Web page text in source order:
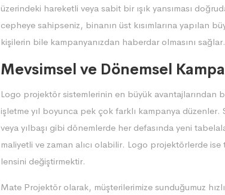
üzerindeki hareketli veya sabit bir ışık yansıması
cepheye sahipseniz, binanın üst kısımlarına yapılan
kişilerin bile kampanyanızdan haberdar olmasını sağlar.
Mevsimsel ve Dönemsel
Logo projektör sistemlerinin en büyük avantajlarından
işletme yıl boyunca pek çok farklı kampanya
veya yılbaşı gibi dönemlerde her defasında yeni
maliyetli ve zaman alıcı olabilir. Logo projektörlerde
lensini değiştirmektir.
Mate Projektör olarak, müşterilerimize sunduğumuz